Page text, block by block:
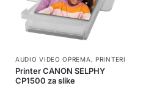
AUDIO VIDEO OPREMA ,PRINTERI
Printer CANON SELPHY
CP1500 za slike